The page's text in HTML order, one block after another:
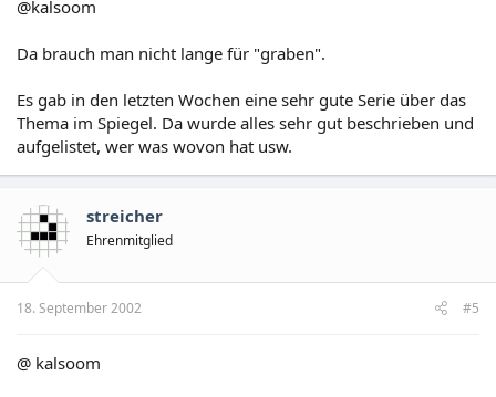
@kalsoom
Da brauch man nicht lange für "graben".
Es gab in den letzten Wochen eine sehr gute Serie über das
Thema im Spiegel. Da wurde alles sehr gut beschrieben und
aufgelistet, wer was wovon hat usw.
streicher
Ehrenmitglied
18. September 2002 #5
@ kalsoom